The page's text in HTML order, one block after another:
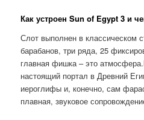
Как устроен Sun of Egypt 3 и
Слот выполнен в классическом
барабанов, три ряда, 25
главная фишка – это
настоящий портал в Древний
иероглифы и, конечно, сам
плавная, звуковое